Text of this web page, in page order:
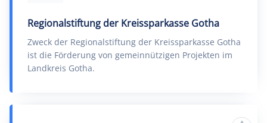
Regionalstiftung der Kreissparkasse Gotha
Zweck der Regionalstiftung der Kreissparkasse Gotha
ist die Förderung von gemeinnützigen Projekten im
Landkreis Gotha.